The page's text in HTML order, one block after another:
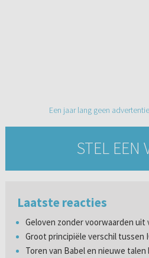
Een jaar lang geen
STEL EEN
Laatste reacties
Geloven zonder voorwaarden uit
Groot principiële verschil tussen
Toren van Babel en nieuwe talen